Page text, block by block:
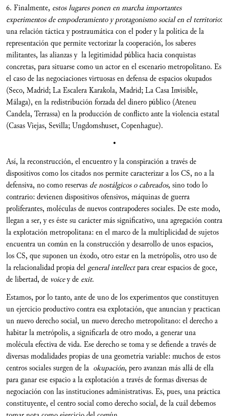
6. Finalmente, estos lugares ponen en marcha importantes
experimentos de empoderamiento y protagonismo social en el territorio:
una relación táctica y postraumática con el poder y la política de la
representación que permite vectorizar la cooperación, los saberes
militantes, las alianzas y la legitimidad pública hacia conquistas
concretas, para situarse como un actor en el escenario metropolitano. Es
el caso de las negociaciones virtuosas en defensa de espacios okupados
(Seco, Madrid; La Escalera Karakola, Madrid; La Casa Invisible,
Málaga), en la redistribución forzada del dinero público (Ateneu
Candela, Terrassa) en la producción de conflicto ante la violencia estatal
(Casas Viejas, Sevilla; Ungdomshuset, Copenhague).
•
Así, la reconstrucción, el encuentro y la conspiración a través de
dispositivos como los citados nos permite caracterizar a los CS, no a la
defensiva, no como reservas de nostálgicos o cabreados,sino todo lo
contrario: devienen dispositivosofensivos, máquinas de guerra
proliferantes, moléculas de nuevos contrapoderes sociales. De este modo,
llegan a ser, y es éste su carácter más significativo, una agregación contra
la explotación metropolitana: en el marco de la multiplicidad de sujetos
encuentra un común en la construcción y desarrollo de unos espacios,
los CS, que suponen un éxodo, otro estar en la metrópolis, otro uso de
la relacionalidad propia delgeneral intellectpara crear espacios de goce,
de libertad, de voicey de exit.
Estamos, por lo tanto, ante de uno de los experimentos que constituyen
un ejercicio productivo contra esa explotación, que anuncian y practican
un nuevo derecho social, un nuevo derecho metropolitano: el derecho a
habitar la metrópolis, a significarla de otro modo, a generar una
molécula efectiva de vida. Ese derecho se toma y se defiende a través de
diversas modalidades propias de una geometría variable: muchos de estos
centros sociales surgen de la okupación, pero avanzan más allá de ella
para ganar ese espacio a la explotación a través de formas diversas de
negociación con las instituciones administrativas. Es, pues, una práctica
constituyente, el centro social como derecho social, de la cuál debemos